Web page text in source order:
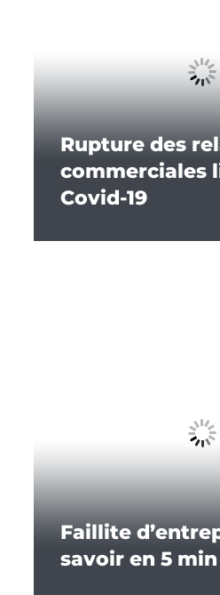
Rupture des
commerciales
Covid-19
Faillite
savoir en 5 min